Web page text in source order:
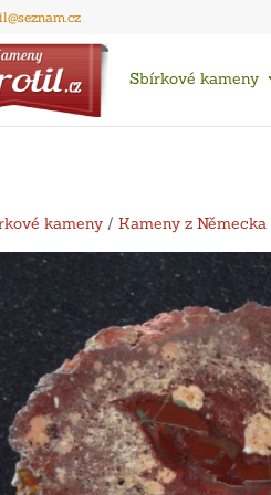
Sbírkové kameny
kameny / Kameny z Německa